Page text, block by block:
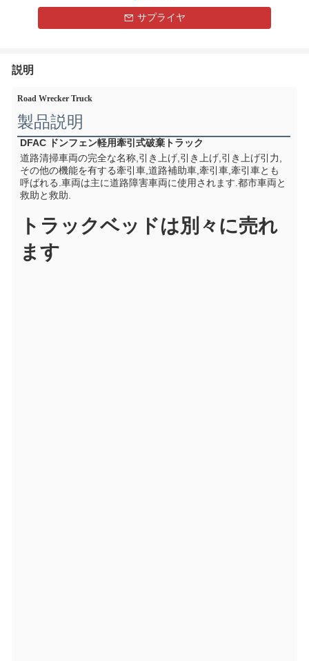
サプライヤ
説明
Road Wrecker Truck
製品説明
DFAC ドンフェン軽用牽引式破棄トラック
道路清掃車両の完全な名称,引き上げ,引き上げ,引き上げ引力,
その他の機能を有する牽引車,道路補助車,牽引車,牽引車とも
呼ばれる.車両は主に道路障害車両に使用されます.都市車両と
救助と救助.
トラックベッドは別々に売れ
ます